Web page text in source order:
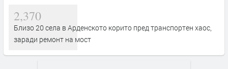
2,370
Близо 20 села в Арденското корито пред транспортен хаос,
заради ремонт на мост